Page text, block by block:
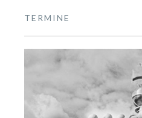
TERMINE